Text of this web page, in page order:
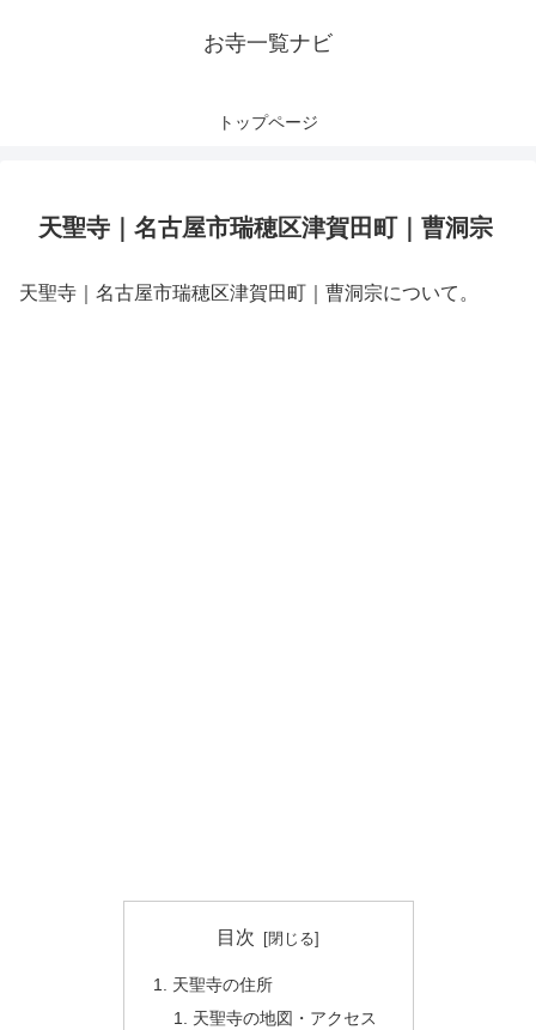
お寺一覧ナビ
トップページ
天聖寺｜名古屋市瑞穂区津賀田町｜曹洞宗
天聖寺｜名古屋市瑞穂区津賀田町｜曹洞宗について。
目次
天聖寺の住所
天聖寺の地図・アクセス